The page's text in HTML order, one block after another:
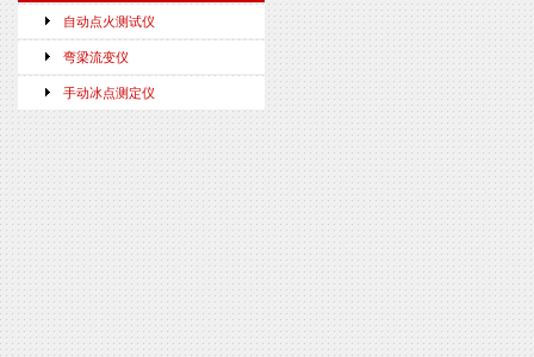
自动点火测试仪
弯梁流变仪
手动冰点测定仪